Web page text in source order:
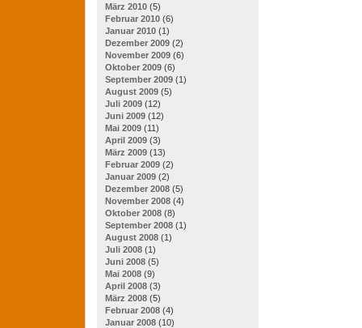
März 2010 (5)
Februar 2010 (6)
Januar 2010 (1)
Dezember 2009 (2)
November 2009 (6)
Oktober 2009 (6)
September 2009 (1)
August 2009 (5)
Juli 2009 (12)
Juni 2009 (12)
Mai 2009 (11)
April 2009 (3)
März 2009 (13)
Februar 2009 (2)
Januar 2009 (2)
Dezember 2008 (5)
November 2008 (4)
Oktober 2008 (8)
September 2008 (1)
August 2008 (1)
Juli 2008 (1)
Juni 2008 (5)
Mai 2008 (9)
April 2008 (3)
März 2008 (5)
Februar 2008 (4)
Januar 2008 (10)